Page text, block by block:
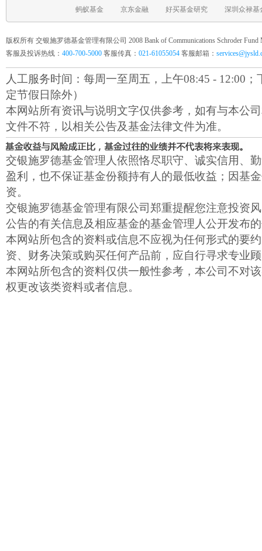
蚂蚁基金
京东金融 好买基金研究 深圳众禄基
版权所有 交银施罗德基金管理有限公司 2008 Bank of Communications Schroder Fund
客服及投诉热线： 400-700-5000 客服传真： 021-61055054 客服邮箱：
人工服务时间：每周一至周五，上午08:45 - 12:00；
定节假日除外）
本网站所有资讯与说明文字仅供参考，如有与本公
文件不符，以相关公告及基金法律文件为准。
交银施罗德基金管理人依照恪尽职守、诚实信用、
盈利，也不保证基金份额持有人的最低收益；因基
资。
交银施罗德基金管理有限公司郑重提醒您注意投资
公告的有关信息及相应基金的基金管理人公开发布
本网站所包含的资料或信息不应视为任何形式的要
资、财务决策或购买任何产品前，应自行寻求专业
本网站所包含的资料仅供一般性参考，本公司不对
权更改该类资料或者信息。